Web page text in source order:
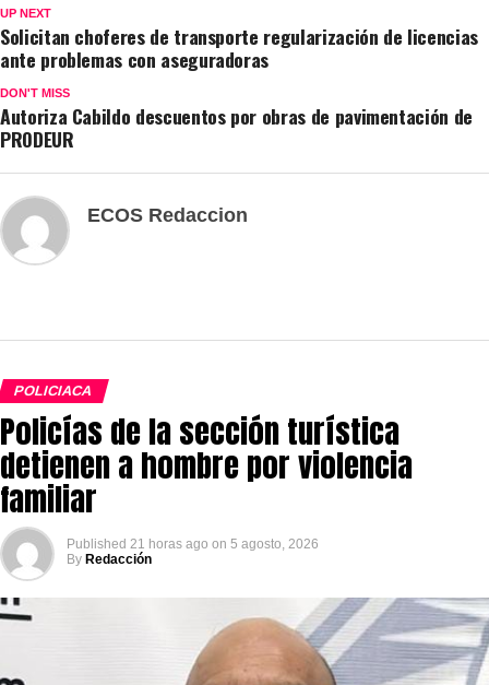
UP NEXT
Solicitan choferes de transporte regularización de licencias
ante problemas con aseguradoras
DON'T MISS
Autoriza Cabildo descuentos por obras de pavimentación de
PRODEUR
ECOS Redaccion
POLICIACA
Policías de la sección turística
detienen a hombre por violencia
familiar
Published 21 horas ago on 5 agosto, 2026
By Redacción